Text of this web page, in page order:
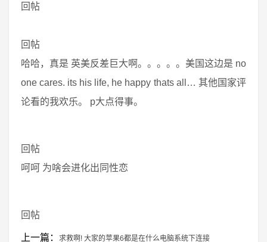
回帖
回帖
哈哈，真是 英美反差巨大啊。。。。。美国这边是 no
one cares. its his life, he happy thats all… 其他国家评
论看的我欢乐。 p大点得事。
回帖
呵呵 为啥会进化出同性恋
回帖
上一篇： 求救啊! 大家的苹果6都是在什么电脑系统下连接